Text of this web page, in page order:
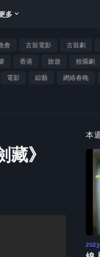
多
會 古裝電影 古裝劇
香港 旅遊 校園劇
電影 綜藝 網絡春晚
》
本